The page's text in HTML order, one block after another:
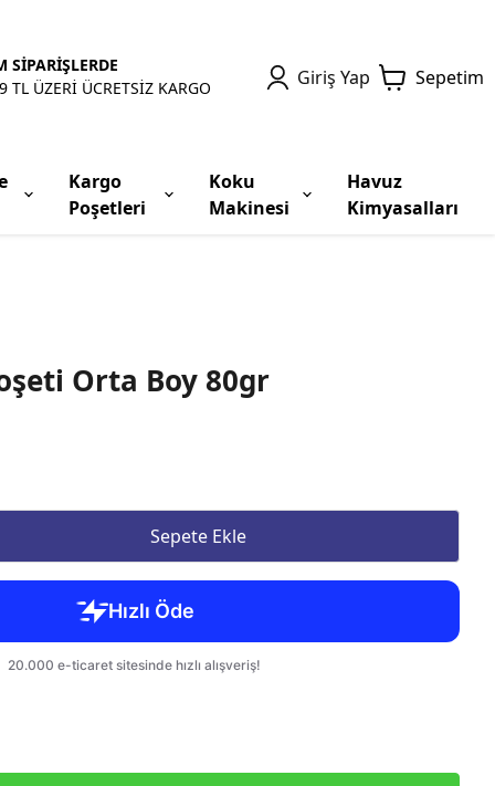
SİPARİŞLERDE
TL ÜZERİ ÜCRETSİZ KARGO
Giriş Yap Sepetim
Kargo
Poşetleri
Koku
Makinesi
Havuz
Kimyasalları
Orta Boy 80gr
Sepete Ekle